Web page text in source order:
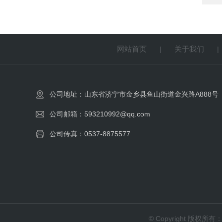
网站首页 | 关于我们
公司地址：山东省济宁市金乡县鱼山街道金兴路A888号
公司邮箱：593210992@qq.com
公司传真：0537-8875577
© Copyright 版权所有